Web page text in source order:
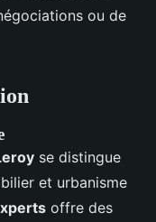
ou de
se distingue
et urbanisme
offre des